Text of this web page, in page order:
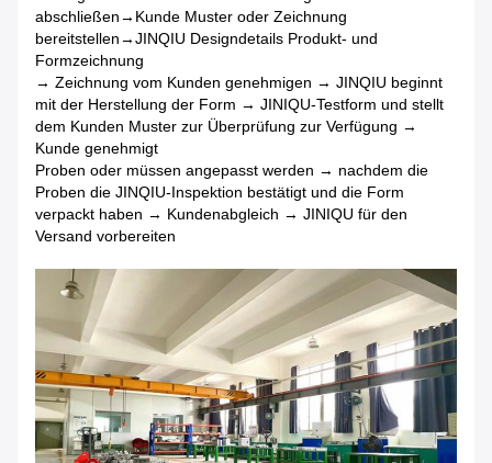
abschließen→Kunde Muster oder Zeichnung
bereitstellen→JINQIU Designdetails Produkt- und
Formzeichnung
→ Zeichnung vom Kunden genehmigen → JINQIU beginnt
mit der Herstellung der Form → JINIQU-Testform und stellt
dem Kunden Muster zur Überprüfung zur Verfügung →
Kunde genehmigt
Proben oder müssen angepasst werden → nachdem die
Proben die JINQIU-Inspektion bestätigt und die Form
verpackt haben → Kundenabgleich → JINIQU für den
Versand vorbereiten